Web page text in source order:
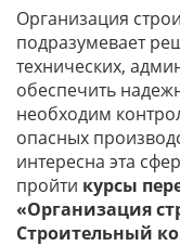
Организация
подразумевает
технических,
обеспечить
необходим
опасных
интересна эта
пройти курсы
«Организация
Строительный